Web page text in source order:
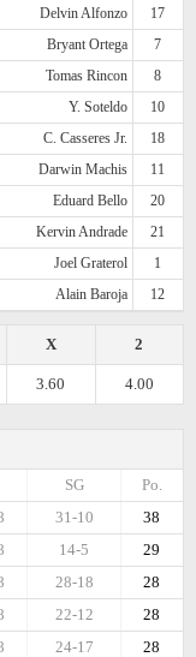
Delvin Alfonzo
17
Bryant Ortega
7
Tomas Rincon
8
Y. Soteldo
10
C. Casseres Jr.
18
Darwin Machis
11
Eduard Bello
20
Kervin Andrade
21
Joel Graterol
1
Alain Baroja 12
2
X
4.00
3.60
Po.
SG
38
31-10
29
14-5
28
28-18
28
22-12
28
24-17